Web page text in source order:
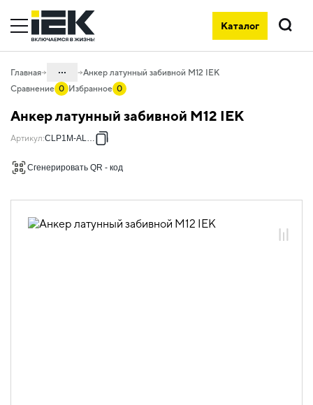
Каталог
Поиск
Главная ...
05.04.06 Метизы и крепеж
05.04.06.01.03 Анкеры латунные
Анкер латунный забивной М12 IEK
Сравнение 0 Избранное 0
Анкер латунный забивной М12 IEK
Артикул:CLP1M-AL-12
Сгенерировать QR - код